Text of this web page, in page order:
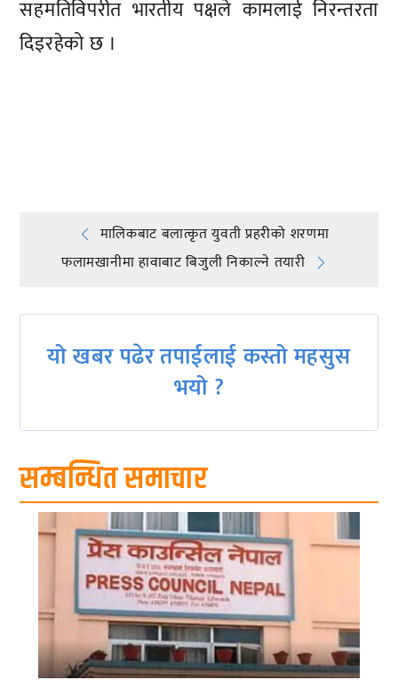
सहमतिविपरीत भारतीय पक्षले कामलाई निरन्तरता
दिइरहेको छ ।
Post
navigation
मालिकबाट बलात्कृत युवती प्रहरीको शरणमा
फलामखानीमा हावाबाट बिजुली निकाल्ने तयारी
यो खबर पढेर तपाईलाई कस्तो महसुस
भयो ?
सम्बन्धित समाचार